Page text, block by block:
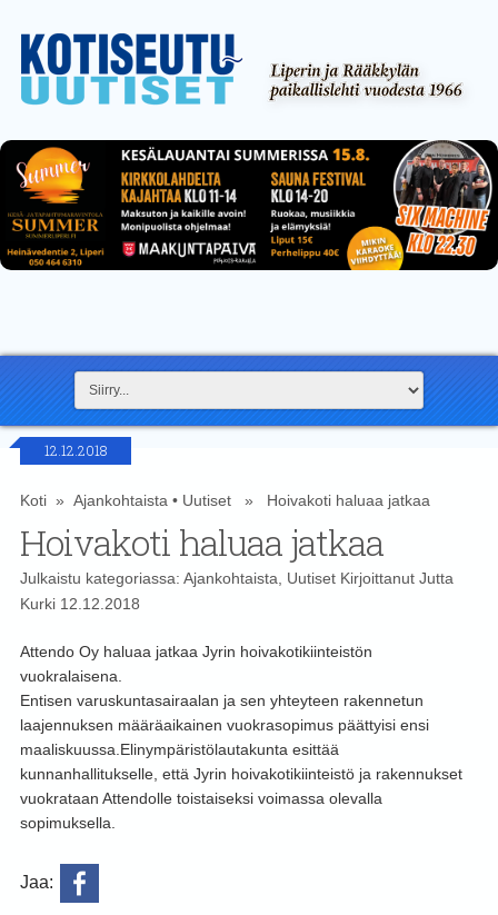
12.12.2018
Koti» Ajankohtaista• Uutiset» Hoivakoti haluaa jatkaa
Hoivakoti haluaa jatkaa
Julkaistu kategoriassa: Ajankohtaista, UutisetKirjoittanut Jutta
Kurki12.12.2018
Attendo Oy haluaa jatkaa Jyrin hoivakotikiinteistön
vuokralaisena.
Entisen varuskuntasairaalan ja sen yhteyteen rakennetun
laajennuksen määräaikainen vuokrasopimus päättyisi ensi
maaliskuussa.Elinympäristölautakunta esittää
kunnanhallitukselle, että Jyrin hoivakotikiinteistö ja rakennukset
vuokrataan Attendolle toistaiseksi voimassa olevalla
sopimuksella.
Jaa: